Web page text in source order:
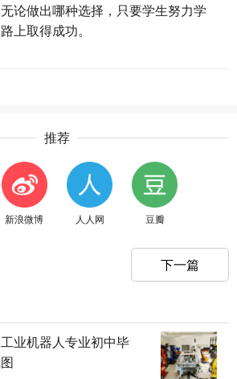
论做出哪种选择，只要学生努力学
上取得成功。
推荐
新浪微博 人人网 豆瓣
下一篇
业机器人专业初中毕